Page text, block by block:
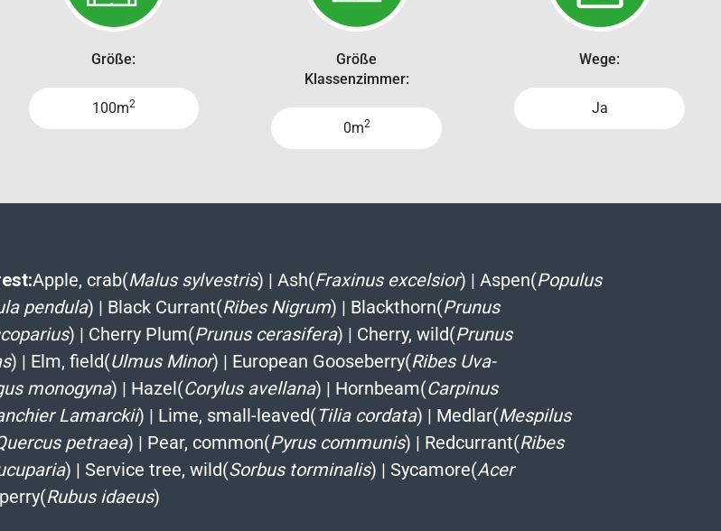
Größe:
100m2
Größe
Klassenzimmer:
0m2
Wege:
Ja
Apple, crab(Malus sylvestris) | Ash(Fraxinus excelsior) | Aspen(Populus
pendula) | Black Currant(Ribes Nigrum) | Blackthorn(Prunus
) | Cherry Plum(Prunus cerasifera) | Cherry, wild(Prunus
) | Elm, field(Ulmus Minor) | European Gooseberry(Ribes Uva-
monogyna) | Hazel(Corylus avellana) | Hornbeam(Carpinus
Lamarckii) | Lime, small-leaved(Tilia cordata) | Medlar(Mespilus
petraea) | Pear, common(Pyrus communis) | Redcurrant(Ribes
) | Service tree, wild(Sorbus torminalis) | Sycamore(Acer
Rubus idaeus)